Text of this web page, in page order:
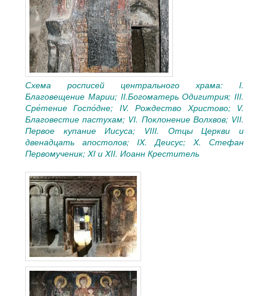
Схема росписей центрального храма: I.
Благовещение Марии; II.Богоматерь Одигитрия; III.
Сре́тение Госпо́дне; IV. Рождество Христово; V.
Благовестие пастухам; VI. Поклонение Волхвов; VII.
Первое купание Иисуса; VIII. Отцы Церкви и
двенадцать апостолов; IX. Деисус; X. Стефан
Первомученик; XI и XII. Иоанн Креститель